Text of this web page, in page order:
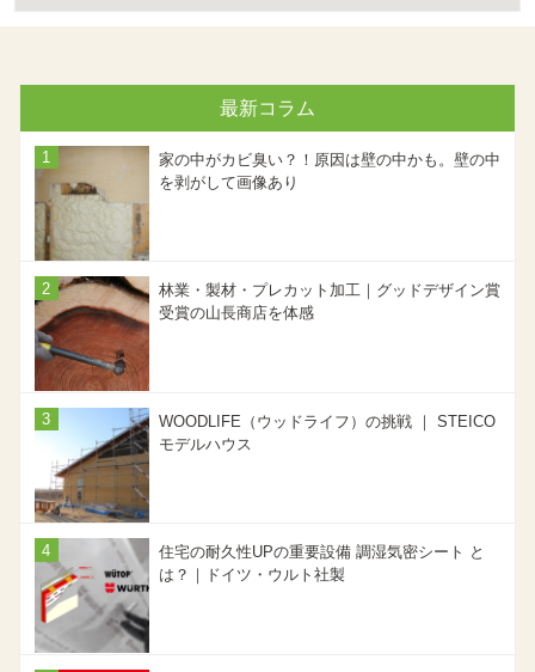
最新コラム
家の中がカビ臭い？！原因は壁の中かも。壁の中
を剥がして画像あり
林業・製材・プレカット加工｜グッドデザイン賞
受賞の山長商店を体感
WOODLIFE（ウッドライフ）の挑戦 ｜ STEICO
モデルハウス
住宅の耐久性UPの重要設備 調湿気密シート と
は？｜ドイツ・ウルト社製